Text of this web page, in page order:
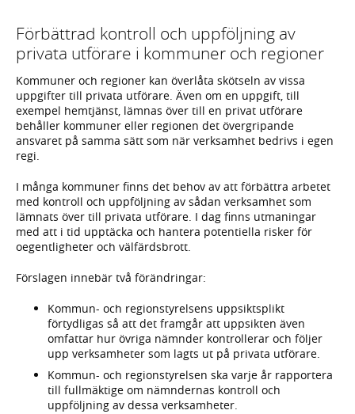
Förbättrad kontroll och uppföljning av
privata utförare i kommuner och regioner
Kommuner och regioner kan överlåta skötseln av vissa
uppgifter till privata utförare. Även om en uppgift, till
exempel hemtjänst, lämnas över till en privat utförare
behåller kommuner eller regionen det övergripande
ansvaret på samma sätt som när verksamhet bedrivs i egen
regi.
I många kommuner finns det behov av att förbättra arbetet
med kontroll och uppföljning av sådan verksamhet som
lämnats över till privata utförare. I dag finns utmaningar
med att i tid upptäcka och hantera potentiella risker för
oegentligheter och välfärdsbrott.
Förslagen innebär två förändringar:
Kommun- och regionstyrelsens uppsiktsplikt
förtydligas så att det framgår att uppsikten även
omfattar hur övriga nämnder kontrollerar och följer
upp verksamheter som lagts ut på privata utförare.
Kommun- och regionstyrelsen ska varje år rapportera
till fullmäktige om nämndernas kontroll och
uppföljning av dessa verksamheter.